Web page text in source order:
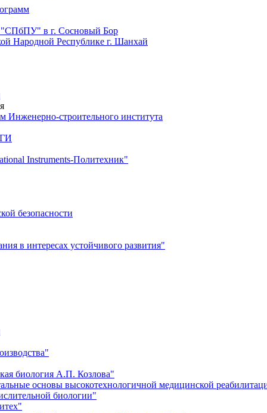
"СПбПУ" в г. Сосновый Бор
Народной Республике г. Шанхай
строительного института
Instruments-Политехник"
безопасности
в интересах устойчивого развития"
биология А.П. Козлова"
основы высокотехнологичной медицинской
биологии"